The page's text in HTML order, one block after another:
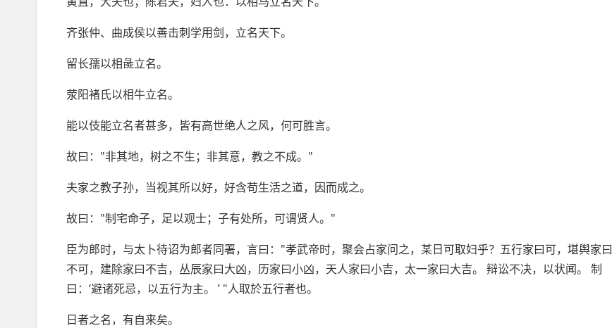
齐张仲、曲成侯以善击刺学用剑，立名天下。
留长孺以相彘立名。
荥阳褚氏以相牛立名。
能以伎能立名者甚多，皆有高世绝人之风，何可胜言。
故曰："非其地，树之不生；非其意，教之不成。"
夫家之教子孙，当视其所以好，好含苟生活之道，因而成之。
故曰："制宅命子，足以观士；子有处所，可谓贤人。"
臣为郎时，与太卜待诏为郎者同署，言曰："孝武帝时，聚会占家问之，某日可取妇乎？五行家曰可，堪舆家曰
不可，建除家曰不吉，丛辰家曰大凶，历家曰小凶，天人家曰小吉，太一家曰大吉。 辩讼不决，以状闻。 制
曰：‘避诸死忌，以五行为主。 ’ "人取於五行者也。
日者之名，有自来矣。